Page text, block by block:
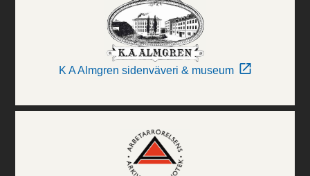
K A Almgren sidenväveri & museum